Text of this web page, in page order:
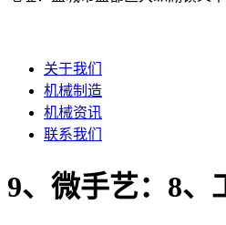
关于我们
机械制造
机械资讯
联系我们
9、微手艺：8、